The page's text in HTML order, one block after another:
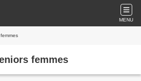
MENU
femmes